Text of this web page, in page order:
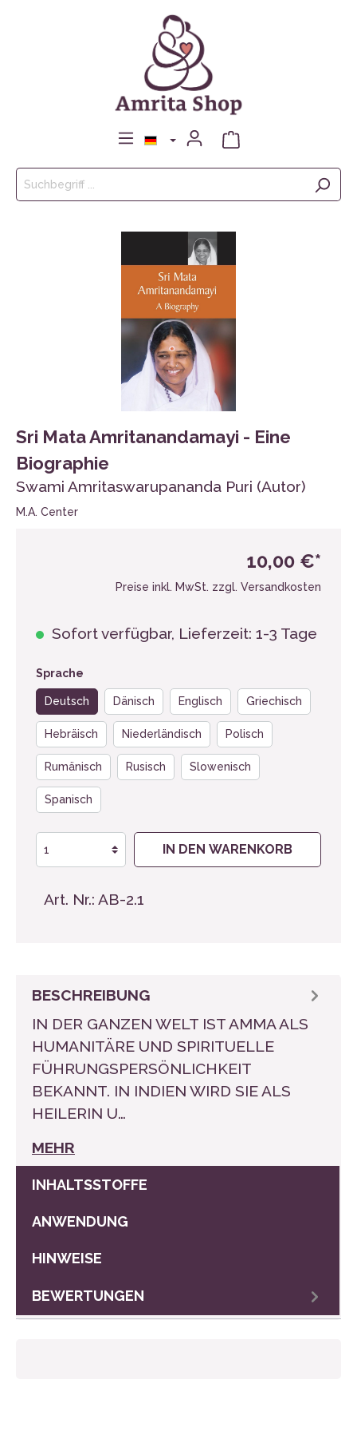
Sri Mata Amritanandamayi - Eine
Biographie
Swami Amritaswarupananda Puri (Autor)
M.A. Center
10,00 €*
Preise inkl. MwSt. zzgl. Versandkosten
Sofort verfügbar, Lieferzeit: 1-3 Tage
Sprache
Deutsch Dänisch Englisch Griechisch
Hebräisch Niederländisch Polisch
Rumänisch Rusisch Slowenisch
Spanisch
IN DEN WARENKORB
Art. Nr.: AB-2.1
BESCHREIBUNG
IN DER GANZEN WELT IST AMMA ALS
HUMANITÄRE UND SPIRITUELLE
FÜHRUNGSPERSÖNLICHKEIT
BEKANNT. IN INDIEN WIRD SIE ALS
HEILERIN U…
MEHR
BEWERTUNGEN
ANWENDUNG
INHALTSSTOFFE
HINWEISE